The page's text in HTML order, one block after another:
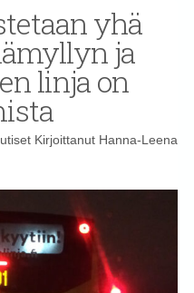
yhä
ja
linja on
Kirjoittanut Hanna-Leena